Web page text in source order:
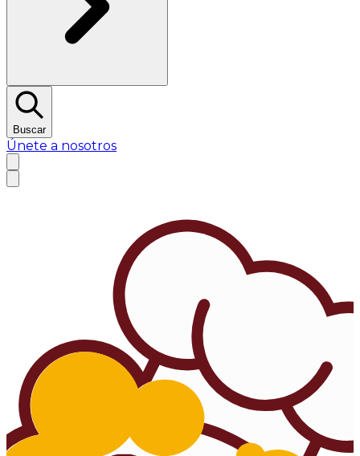
Buscar
Únete a nosotros